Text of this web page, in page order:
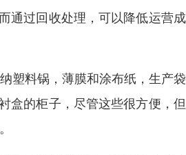
通过回收处理，可以降低运营
塑料锅，薄膜和涂布纸，生产
盒的柜子，尽管这些很方便，